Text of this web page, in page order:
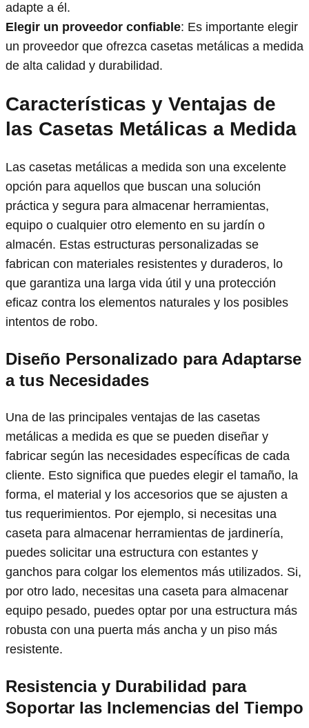
adapte a él.
Elegir un proveedor confiable: Es importante elegir
un proveedor que ofrezca casetas metálicas a medida
de alta calidad y durabilidad.
Características y Ventajas de
las Casetas Metálicas a Medida
Las casetas metálicas a medida son una excelente
opción para aquellos que buscan una solución
práctica y segura para almacenar herramientas,
equipo o cualquier otro elemento en su jardín o
almacén. Estas estructuras personalizadas se
fabrican con materiales resistentes y duraderos, lo
que garantiza una larga vida útil y una protección
eficaz contra los elementos naturales y los posibles
intentos de robo.
Diseño Personalizado para Adaptarse
a tus Necesidades
Una de las principales ventajas de las casetas
metálicas a medida es que se pueden diseñar y
fabricar según las necesidades específicas de cada
cliente. Esto significa que puedes elegir el tamaño, la
forma, el material y los accesorios que se ajusten a
tus requerimientos. Por ejemplo, si necesitas una
caseta para almacenar herramientas de jardinería,
puedes solicitar una estructura con estantes y
ganchos para colgar los elementos más utilizados. Si,
por otro lado, necesitas una caseta para almacenar
equipo pesado, puedes optar por una estructura más
robusta con una puerta más ancha y un piso más
resistente.
Resistencia y Durabilidad para
Soportar las Inclemencias del Tiempo